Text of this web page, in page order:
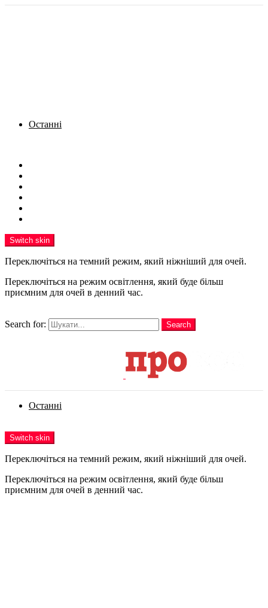
Останні
Switch skin
Переключіться на темний режим, який ніжніший для очей.
Переключіться на режим освітлення, який буде більш
приємним для очей в денний час.
Search for:
Search
Останні
Switch skin
Переключіться на темний режим, який ніжніший для очей.
Переключіться на режим освітлення, який буде більш
приємним для очей в денний час.